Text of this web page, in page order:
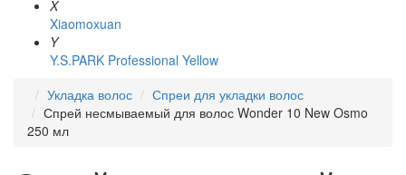
X
Xiaomoxuan
Y
Y.S.PARK Professional Yellow
Укладка волос
Спреи для укладки волос
Спрей несмываемый для волос Wonder 10 New Osmo
250 мл